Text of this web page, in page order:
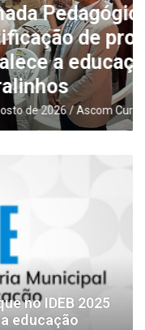
e
no IDEB 2025
educação